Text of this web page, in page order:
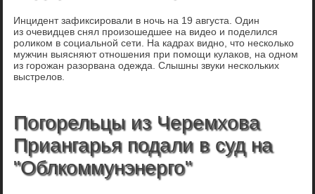
Инцидент зафиксировали в ночь на 19 августа. Один
из очевидцев снял произошедшее на видео и поделился
роликом в социальной сети. На кадрах видно, что несколько
мужчин выясняют отношения при помощи кулаков, на одном
из горожан разорвана одежда. Слышны звуки нескольких
выстрелов.
Погорельцы из Черемхова
Приангарья подали в суд на
"Облкоммунэнерго"